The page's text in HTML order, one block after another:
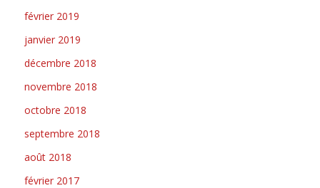
février 2019
janvier 2019
décembre 2018
novembre 2018
octobre 2018
septembre 2018
août 2018
février 2017